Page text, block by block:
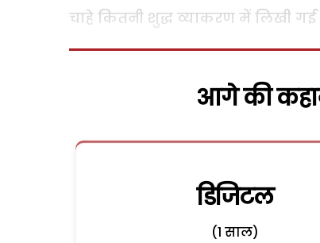
चाहे कितनी शुद्ध व्याकरण में लिखी
आगे की
डिजिटल
(1 साल)